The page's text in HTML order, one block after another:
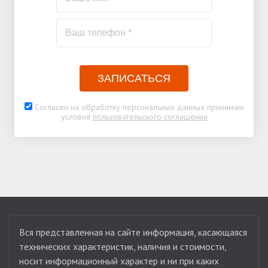
ЗАПИСАТЬСЯ
Согласен на обработку персональных данных принимаю
условия пользовательского соглашения
Вся представленная на сайте информация, касающаяся
технических характеристик, наличия и стоимости,
носит информационный характер и ни при каких